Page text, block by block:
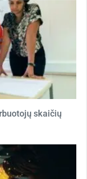
skaičių